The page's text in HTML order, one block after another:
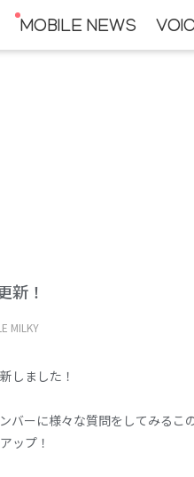
MOBILE NEWS
新！
MILKY
しました！
バーに様々な質問をしてみるこ
ップ！